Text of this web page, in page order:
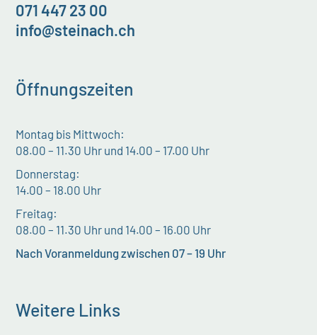
071 447 23 00
info@steinach.ch
Öffnungszeiten
Montag bis Mittwoch:
08.00 – 11.30 Uhr und 14.00 – 17.00 Uhr
Donnerstag:
14.00 – 18.00 Uhr
Freitag:
08.00 – 11.30 Uhr und 14.00 – 16.00 Uhr
Nach Voranmeldung zwischen 07 – 19 Uhr
Weitere Links